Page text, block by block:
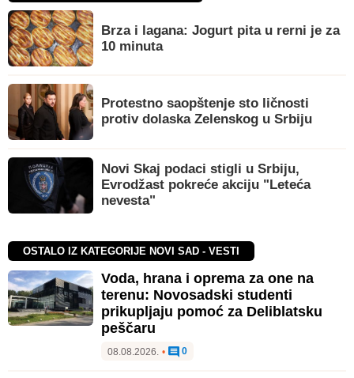
Brza i lagana: Jogurt pita u rerni je za
10 minuta
Protestno saopštenje sto ličnosti
protiv dolaska Zelenskog u Srbiju
Novi Skaj podaci stigli u Srbiju,
Evrodžast pokreće akciju "Leteća
nevesta"
OSTALO IZ KATEGORIJE NOVI SAD - VESTI
Voda, hrana i oprema za one na
terenu: Novosadski studenti
prikupljaju pomoć za Deliblatsku
peščaru
08.08.2026. • 0